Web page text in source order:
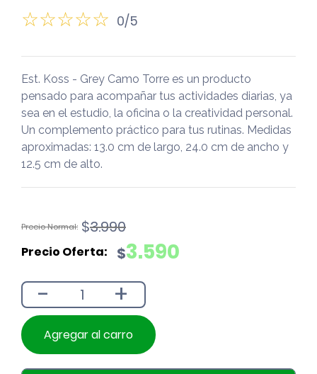
0/5
Est. Koss - Grey Camo Torre es un producto
pensado para acompañar tus actividades diarias, ya
sea en el estudio, la oficina o la creatividad personal.
Un complemento práctico para tus rutinas. Medidas
aproximadas: 13.0 cm de largo, 24.0 cm de ancho y
12.5 cm de alto.
$3.990
El
original
$3.990.
$3.590
El
actual
$3.590.
- +
Agregar al carro